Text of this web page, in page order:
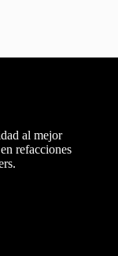
al mejor
refacciones